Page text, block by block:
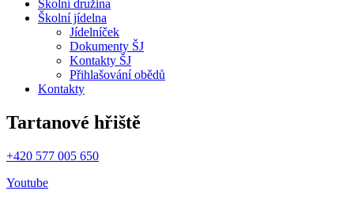
Školní družina
Školní jídelna
Jídelníček
Dokumenty ŠJ
Kontakty ŠJ
Přihlašování obědů
Kontakty
Tartanové hřiště
+420 577 005 650
Youtube